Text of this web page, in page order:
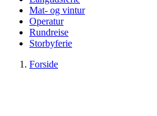
Mat- og vintur
Operatur
Rundreise
Storbyferie
Forside